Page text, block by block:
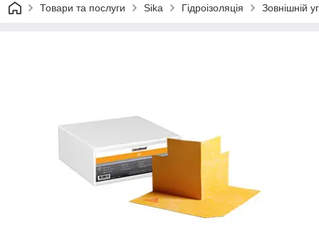
Товари та послуги Sika Гідроізоляція Зовнішній